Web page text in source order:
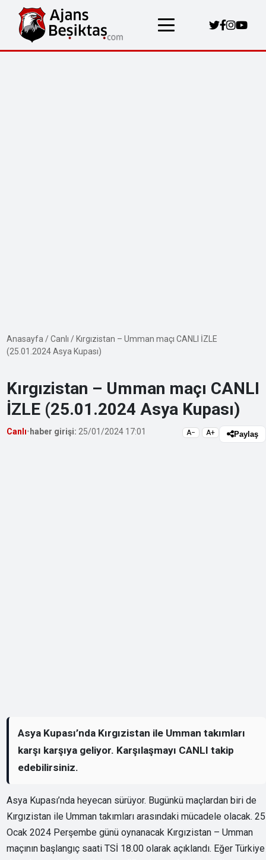
Anasayfa /Canlı / Kırgızistan – Umman maçı CANLI İZLE
(25.01.2024 Asya Kupası)
Kırgızistan – Umman maçı CANLI
İZLE (25.01.2024 Asya Kupası)
Canlı• haber girişi: 25/01/2024 17:01 A− A+ Paylaş
Asya Kupası’nda Kırgızistan ile Umman takımları
karşı karşıya geliyor. Karşılaşmayı CANLI takip
edebilirsiniz.
Asya Kupası’nda heyecan sürüyor. Bugünkü maçlardan biri de
Kırgızistan ile Umman takımları arasındaki mücadele olacak. 25
Ocak 2024 Perşembe günü oynanacak Kırgızistan – Umman
maçının başlangıç saati TSİ 18.00 olarak açıklandı. Eğer Türkiye